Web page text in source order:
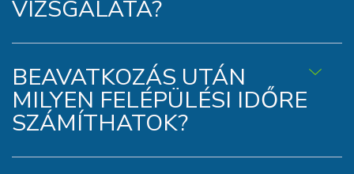
VIZSGÁLATA?
BEAVATKOZÁS UTÁN
MILYEN FELÉPÜLÉSI IDŐRE
SZÁMÍTHATOK?